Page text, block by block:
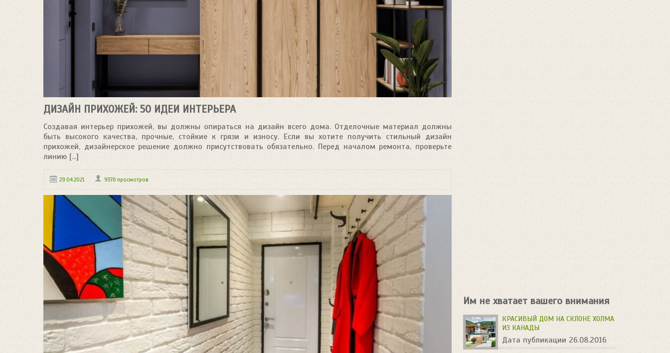
ДИЗАЙН ПРИХОЖЕЙ: 50 ИДЕИ ИНТЕРЬЕРА
Создавая интерьер прихожей, вы должны опираться на дизайн всего дома. Отделочные материал должны
быть высокого качества, прочные, стойкие к грязи и износу. Если вы хотите получить стильный дизайн
прихожей, дизайнерское решение должно присутствовать обязательно. Перед началом ремонта, проверьте
линию [...]
29.04.2021 9376 просмотров
Им не хватает вашего внимания
КРАСИВЫЙ ДОМ НА СКЛОНЕ ХОЛМА
ИЗ КАНАДЫ
Дата публикации 26.08.2016